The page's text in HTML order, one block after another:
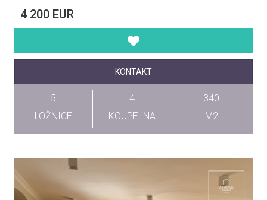
4 200 EUR
KONTAKT
5
LOŽNICE
4
KOUPELNA
340
M2